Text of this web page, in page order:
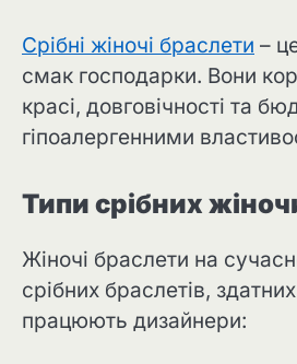
Срібні жіночі браслети –
смак господарки. Вони
красі, довговічності та
гіпоалергенними
Типи срібних
Жіночі браслети на
срібних браслетів,
працюють дизайнери: